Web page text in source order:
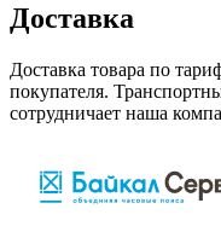
Доставка
Доставка товара по
покупателя.
сотрудничает наша